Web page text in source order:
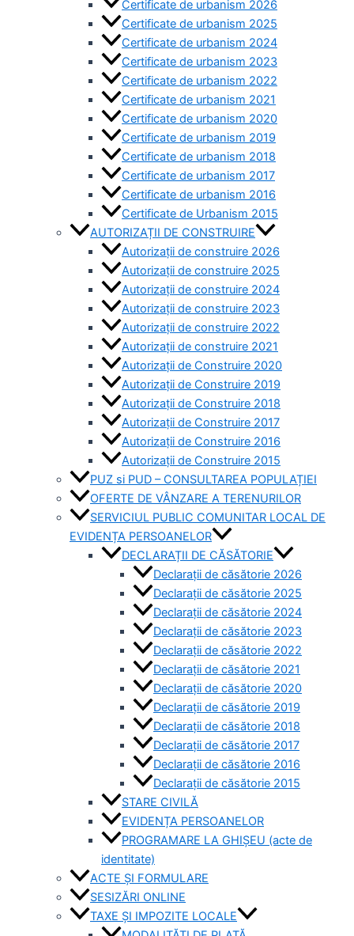
Certificate de urbanism 2026
Certificate de urbanism 2025
Certificate de urbanism 2024
Certificate de urbanism 2023
Certificate de urbanism 2022
Certificate de urbanism 2021
Certificate de urbanism 2020
Certificate de urbanism 2019
Certificate de urbanism 2018
Certificate de urbanism 2017
Certificate de urbanism 2016
Certificate de Urbanism 2015
AUTORIZAȚII DE CONSTRUIRE
Autorizații de construire 2026
Autorizații de construire 2025
Autorizații de construire 2024
Autorizații de construire 2023
Autorizații de construire 2022
Autorizații de construire 2021
Autorizații de Construire 2020
Autorizații de Construire 2019
Autorizaţii de Construire 2018
Autorizaţii de Construire 2017
Autorizaţii de Construire 2016
Autorizaţii de Construire 2015
PUZ si PUD – CONSULTAREA POPULAȚIEI
OFERTE DE VÂNZARE A TERENURILOR
SERVICIUL PUBLIC COMUNITAR LOCAL DE
EVIDENȚA PERSOANELOR
DECLARAȚII DE CĂSĂTORIE
Declarații de căsătorie 2026
Declarații de căsătorie 2025
Declarații de căsătorie 2024
Declarații de căsătorie 2023
Declarații de căsătorie 2022
Declarații de căsătorie 2021
Declarații de căsătorie 2020
Declarații de căsătorie 2019
Declarații de căsătorie 2018
Declarații de căsătorie 2017
Declarații de căsătorie 2016
Declarații de căsătorie 2015
STARE CIVILĂ
EVIDENȚA PERSOANELOR
PROGRAMARE LA GHIȘEU (acte de
identitate)
ACTE ȘI FORMULARE
SESIZĂRI ONLINE
TAXE ȘI IMPOZITE LOCALE